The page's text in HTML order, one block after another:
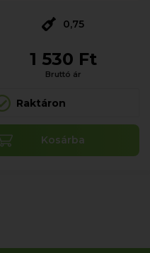
0,75
1 530 Ft
Bruttó ár
Raktáron
Kosárba